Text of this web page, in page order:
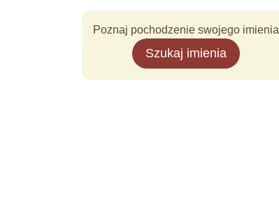
Poznaj pochodzenie swojego imienia
Szukaj imienia